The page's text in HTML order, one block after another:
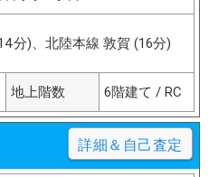
分)、北陸本線 敦賀 (16分)
地上階数 6階建て / RC
詳細＆自己査定